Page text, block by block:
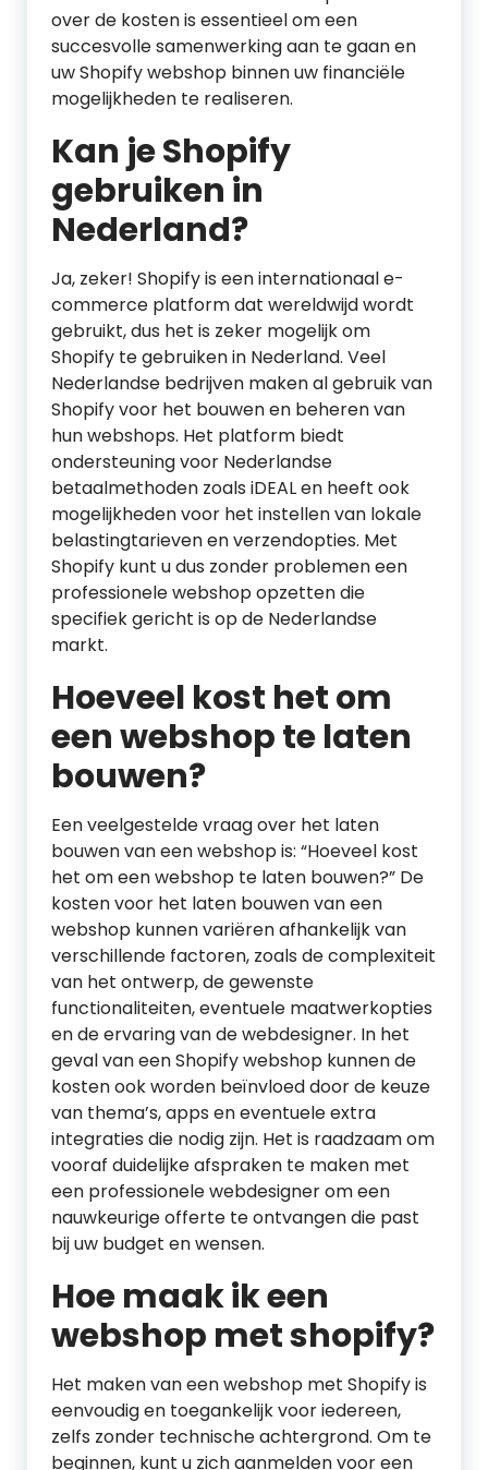
over de kosten is essentieel om een
succesvolle samenwerking aan te gaan en
uw Shopify webshop binnen uw financiële
mogelijkheden te realiseren.
Kan je Shopify
gebruiken in
Nederland?
Ja, zeker! Shopify is een internationaal e-
commerce platform dat wereldwijd wordt
gebruikt, dus het is zeker mogelijk om
Shopify te gebruiken in Nederland. Veel
Nederlandse bedrijven maken al gebruik van
Shopify voor het bouwen en beheren van
hun webshops. Het platform biedt
ondersteuning voor Nederlandse
betaalmethoden zoals iDEAL en heeft ook
mogelijkheden voor het instellen van lokale
belastingtarieven en verzendopties. Met
Shopify kunt u dus zonder problemen een
professionele webshop opzetten die
specifiek gericht is op de Nederlandse
markt.
Hoeveel kost het om
een webshop te laten
bouwen?
Een veelgestelde vraag over het laten
bouwen van een webshop is: “Hoeveel kost
het om een webshop te laten bouwen?” De
kosten voor het laten bouwen van een
webshop kunnen variëren afhankelijk van
verschillende factoren, zoals de complexiteit
van het ontwerp, de gewenste
functionaliteiten, eventuele maatwerkopties
en de ervaring van de webdesigner. In het
geval van een Shopify webshop kunnen de
kosten ook worden beïnvloed door de keuze
van thema’s, apps en eventuele extra
integraties die nodig zijn. Het is raadzaam om
vooraf duidelijke afspraken te maken met
een professionele webdesigner om een
nauwkeurige offerte te ontvangen die past
bij uw budget en wensen.
Hoe maak ik een
webshop met shopify?
Het maken van een webshop met Shopify is
eenvoudig en toegankelijk voor iedereen,
zelfs zonder technische achtergrond. Om te
beginnen, kunt u zich aanmelden voor een